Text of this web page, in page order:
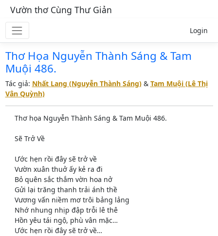
Vườn thơ Cùng Thư Giản
Login
Thơ Họa Nguyễn Thành Sáng & Tam
Muội 486.
Tác giả: Nhất Lang (Nguyễn Thành Sáng)& Tam Muội (Lê Thị
Vân Quỳnh)
Thơ họa Nguyễn Thành Sáng & Tam Muội 486.
Sẽ Trở Về
Ước hẹn rồi đây sẽ trở về
Vườn xuân thuở ấy kẻ ra đi
Bỏ quên sắc thắm vờn hoa nở
Gửi lại trăng thanh trải ánh thề
Vương vấn niềm mơ trôi bảng lảng
Nhớ nhung nhịp đập trỗi lê thê
Hồn yêu tái ngộ, phù vân mặc…
Ước hẹn rồi đây sẽ trở về…